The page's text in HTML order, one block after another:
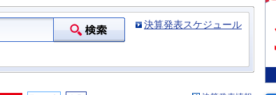
決算発表スケジュール